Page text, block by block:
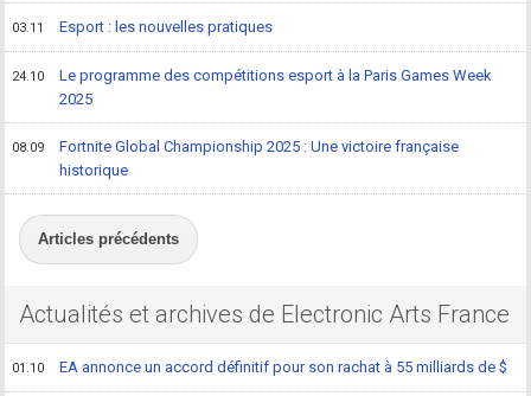
03.11 Esport : les nouvelles pratiques
24.10
Le programme des compétitions esport à la Paris Games Week
2025
08.09
Fortnite Global Championship 2025 : Une victoire française
historique
Articles précédents
Actualités et archives de Electronic Arts France
01.10 EA annonce un accord définitif pour son rachat à 55 milliards de $